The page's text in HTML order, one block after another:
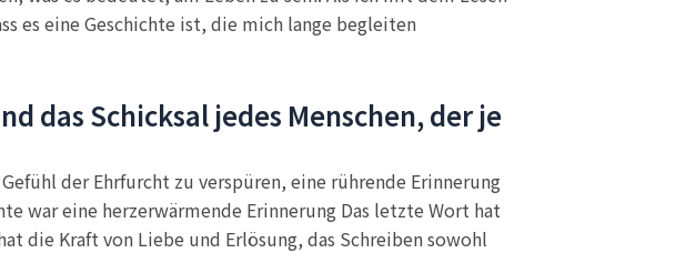
es eine Geschichte ist, die mich lange begleiten
das Schicksal jedes Menschen, der je
der Ehrfurcht zu verspüren, eine rührende Erinnerung
war eine herzerwärmende Erinnerung Das letzte Wort hat
die Kraft von Liebe und Erlösung, das Schreiben sowohl